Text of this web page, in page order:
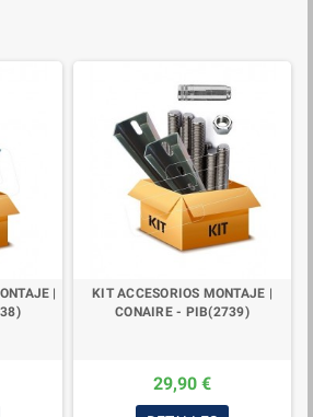
|
KIT ACCESORIOS MONTAJE |
CONAIRE - PIB(2739)
29,90 €